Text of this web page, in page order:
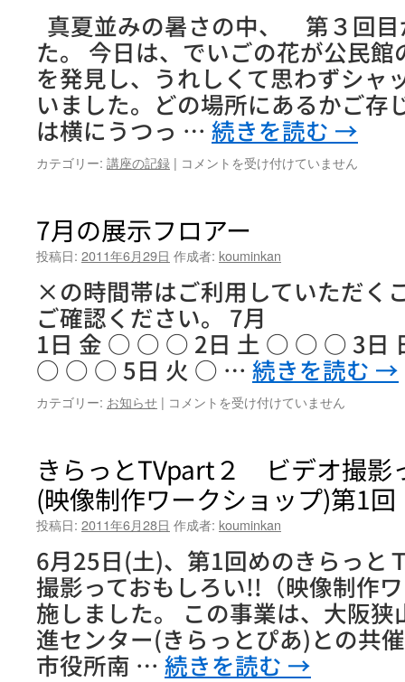
リ
ウ
ム
は
真夏並みの暑さの中、 第３回目
た。 今日は、でいごの花が公民
を発見し、うれしくて思わずシャ
いました。どの場所にあるかご
は横にうつっ … 続きを読む →
カテゴリー: 講座の記録 | 「リ
ー
で
適
な
音
色
を」
第
回
コメントを受け付けていません
7月の展示フロアー
投稿日: 2011年6月29日 作成者: kouminkan
×の時間帯はご利用していただく
ご確認ください。 7月
1日 金 ○ ○ ○ 2日 土 ○ ○ ○ 3
○ ○ ○ 5日 火 ○ … 続きを読む →
カテゴリー: お知らせ | 7
示
フ
ア
は
コメントを受け付けていません
きらっとTVpart２ ビデオ撮影
(映像制作ワークショップ)第1回
投稿日: 2011年6月28日 作成者: kouminkan
6月25日(土)、第1回めのきらっ
撮影っておもしろい!!（映像制作
施しました。 この事業は、大阪
進センター(きらっとぴあ)との共
市役所南 …続きを読む →